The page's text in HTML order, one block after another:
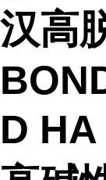
汉高
D